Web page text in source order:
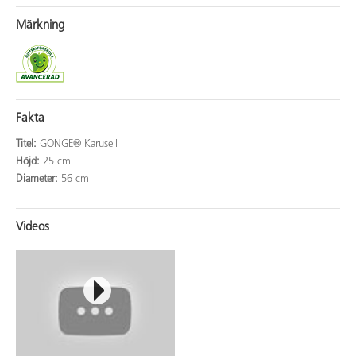
Märkning
Fakta
Titel: GONGE® Karusell
Höjd: 25 cm
Diameter: 56 cm
Videos